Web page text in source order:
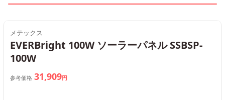
メテックス
EVERBright 100W ソーラーパネル SSBSP-
100W
参考価格 31,909円